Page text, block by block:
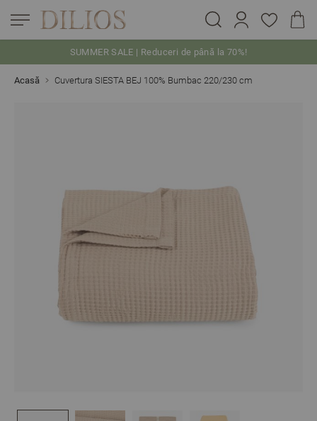
SUMMER SALE | Reduceri de până la 70%!
Acasă Cuvertura SIESTA BEJ 100% Bumbac 220/230 cm